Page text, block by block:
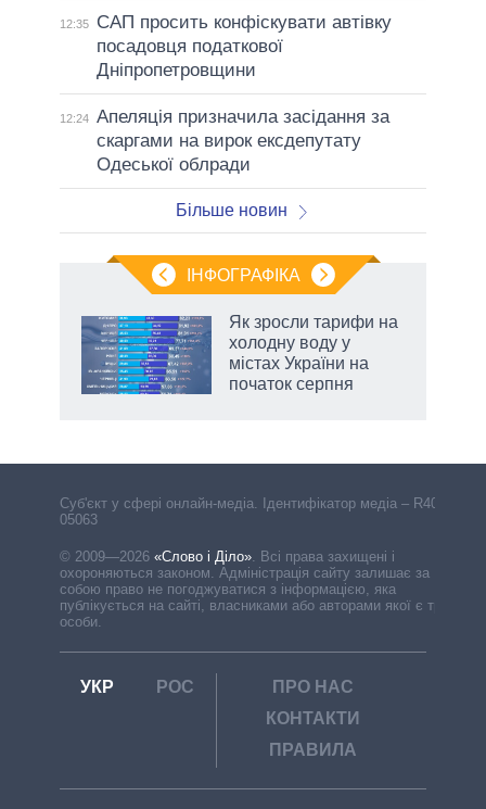
12:35
САП просить конфіскувати автівку
посадовця податкової
Дніпропетровщини
12:24 Апеляція призначила засідання за
скаргами на вирок ексдепутату
Одеської облради
Більше новин
ІНФОГРАФІКА
Як зросли тарифи на
холодну воду у
містах України на
початок серпня
Cуб'єкт у сфері онлайн-медіа. Ідентифікатор медіа – R40-
05063
© 2009—2026 «Слово і Діло». Всі права захищені і
охороняються законом. Адміністрація сайту залишає за
собою право не погоджуватися з інформацією, яка
публікується на сайті, власниками або авторами якої є треті
особи.
УКР РОС
ПРО НАС
КОНТАКТИ
ПРАВИЛА